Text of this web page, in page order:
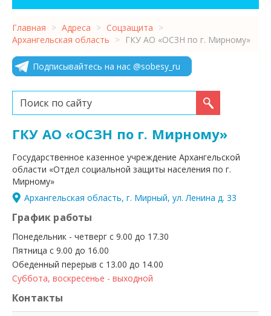
Главная > Адреса > Соцзащита >
Архангельская область > ГКУ АО «ОСЗН по г. Мирному»
Подписывайтесь на нас @sobesy_ru
Искать...
ГКУ АО «ОСЗН по г. Мирному»
Государственное казенное учреждение Архангельской
области «Отдел социальной защиты населения по г.
Мирному»
Архангельская область, г. Мирный, ул. Ленина д. 33
График работы
Понедельник - четверг с 9.00 до 17.30
Пятница с 9.00 до 16.00
Обеденный перерыв с 13.00 до 14.00
Суббота, воскресенье - выходной
Контакты